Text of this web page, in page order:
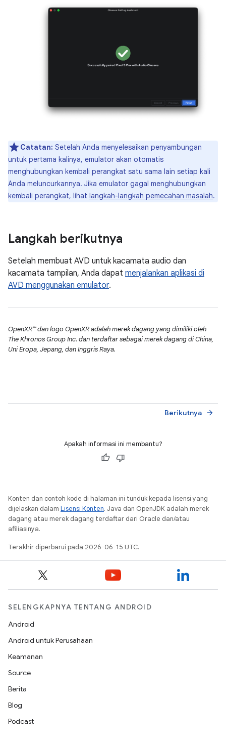
Catatan: Setelah Anda menyelesaikan penyambungan
untuk pertama kalinya, emulator akan otomatis
menghubungkan kembali perangkat satu sama lain setiap kali
Anda meluncurkannya. Jika emulator gagal menghubungkan
kembali perangkat, lihat langkah-langkah pemecahan masalah.
Langkah berikutnya
Setelah membuat AVD untuk kacamata audio dan
kacamata tampilan, Anda dapat menjalankan aplikasi di
AVD menggunakan emulator.
OpenXR™ dan logo OpenXR adalah merek dagang yang dimiliki oleh
The Khronos Group Inc. dan terdaftar sebagai merek dagang di China,
Uni Eropa, Jepang, dan Inggris Raya.
Berikutnya arrow_forward
Apakah informasi ini membantu?
Konten dan contoh kode di halaman ini tunduk kepada lisensi yang
dijelaskan dalam Lisensi Konten. Java dan OpenJDK adalah merek
dagang atau merek dagang terdaftar dari Oracle dan/atau
afiliasinya.
Terakhir diperbarui pada 2026-06-15 UTC.
SELENGKAPNYA TENTANG ANDROID
Android
Android untuk Perusahaan
Keamanan
Source
Berita
Blog
Podcast